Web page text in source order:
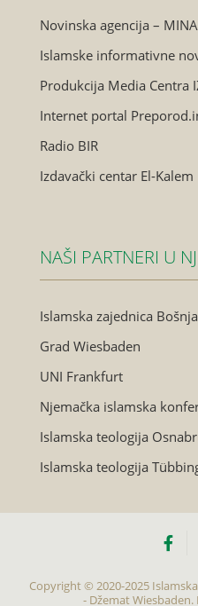
Novinska agencija – MINA
Islamske informativne
Produkcija Media Centra
Internet portal
Radio BIR
Izdavački centar El-Kalem
NAŠI PARTNERI U
Islamska zajednica
Grad Wiesbaden
UNI Frankfurt
Njemačka islamska
Islamska teologija
Islamska teologija
Copyright © 2020-2025
- Džemat